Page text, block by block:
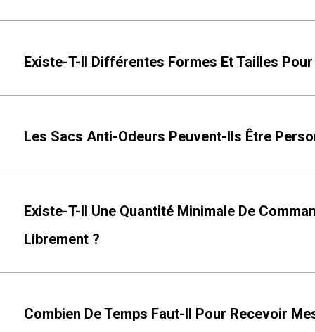
Existe-T-Il Différentes Formes Et Tailles
Les Sacs Anti-Odeurs Peuvent-Ils Être
Existe-T-Il Une Quantité Minimale De
Librement ?
Combien De Temps Faut-Il Pour Recevoir